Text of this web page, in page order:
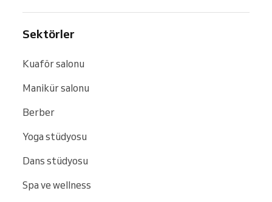
Sektörler
Kuaför salonu
Manikür salonu
Berber
Yoga stüdyosu
Dans stüdyosu
Spa ve wellness